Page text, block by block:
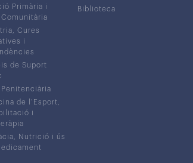
Primària i
Cures
i
de Suport
de l’Esport,
i
Nutrició i ús
Biblioteca